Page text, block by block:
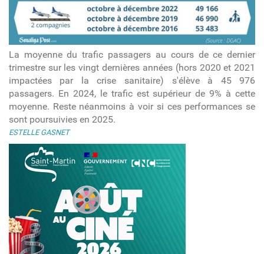
La moyenne du trafic passagers au cours de ce dernier
trimestre sur les vingt dernières années (hors 2020 et 2021
impactées par la crise sanitaire) s'élève à 45 976
passagers. En 2024, le trafic est supérieur de 9% à cette
moyenne. Reste néanmoins à voir si ces performances se
sont poursuivies en 2025.
ESTELLE GASNET